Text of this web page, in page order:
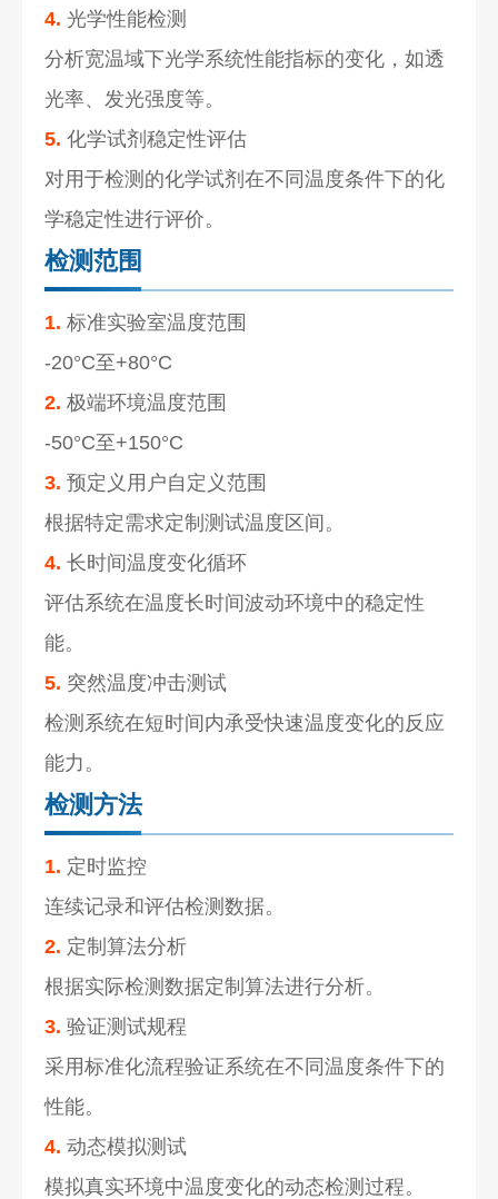
4. 光学性能检测
分析宽温域下光学系统性能指标的变化，如透
光率、发光强度等。
5. 化学试剂稳定性评估
对用于检测的化学试剂在不同温度条件下的化
学稳定性进行评价。
检测范围
1. 标准实验室温度范围
-20°C至+80°C
2. 极端环境温度范围
-50°C至+150°C
3. 预定义用户自定义范围
根据特定需求定制测试温度区间。
4. 长时间温度变化循环
评估系统在温度长时间波动环境中的稳定性
能。
5. 突然温度冲击测试
检测系统在短时间内承受快速温度变化的反应
能力。
检测方法
1. 定时监控
连续记录和评估检测数据。
2. 定制算法分析
根据实际检测数据定制算法进行分析。
3. 验证测试规程
采用标准化流程验证系统在不同温度条件下的
性能。
4. 动态模拟测试
模拟真实环境中温度变化的动态检测过程。